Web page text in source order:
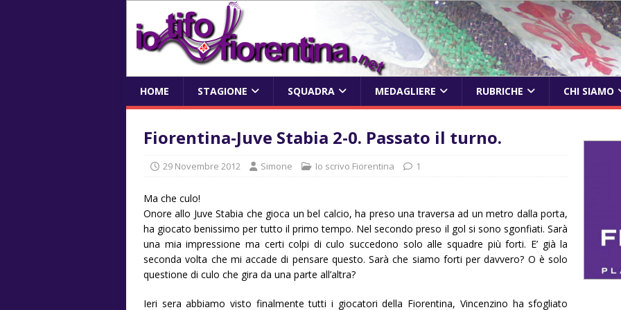
HOME STAGIONE SQUADRA MEDAGLIERE RUBRICHE CHI SIAMO
Fiorentina-Juve Stabia 2-0. Passato il turno.
29 Novembre 2012 Simone Io scrivo Fiorentina 1
Ma che culo!
Onore allo Juve Stabia che gioca un bel calcio, ha preso una traversa ad un metro dalla porta,
ha giocato benissimo per tutto il primo tempo. Nel secondo preso il gol si sono sgonfiati. Sarà
una mia impressione ma certi colpi di culo succedono solo alle squadre più forti. E’ già la
seconda volta che mi accade di pensare questo. Sarà che siamo forti per davvero? O è solo
questione di culo che gira da una parte all’altra?
Ieri sera abbiamo visto finalmente tutti i giocatori della Fiorentina, Vincenzino ha sfogliato